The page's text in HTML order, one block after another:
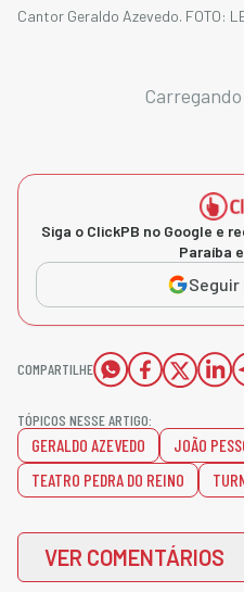
Cantor Geraldo Azevedo. FOTO:
Siga o ClickPB no Google e
Paraíba
Seguir
COMPARTILHE
TÓPICOS NESSE ARTIGO:
GERALDO AZEVEDO JOÃO
TEATRO PEDRA DO REINO
VER COMENTÁRIOS